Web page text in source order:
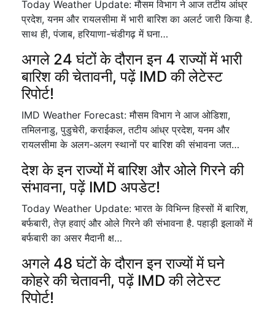
Today Weather Update: मौसम विभाग ने आज तटीय आंध्र
प्रदेश, यनम और रायलसीमा में भारी बारिश का अलर्ट जारी किया है.
साथ ही, पंजाब, हरियाणा-चंडीगढ़ में घना…
अगले 24 घंटों के दौरान इन 4 राज्यों में भारी
बारिश की चेतावनी, पढ़ें IMD की लेटेस्ट
रिपोर्ट!
IMD Weather Forecast: मौसम विभाग ने आज ओडिशा,
तमिलनाडु, पुडुचेरी, कराईकल, तटीय आंध्र प्रदेश, यनम और
रायलसीमा के अलग-अलग स्थानों पर बारिश की संभावना जत…
देश के इन राज्यों में बारिश और ओले गिरने की
संभावना, पढ़ें IMD अपडेट!
Today Weather Update: भारत के विभिन्न हिस्सों में बारिश,
बर्फबारी, तेज़ हवाएं और ओले गिरने की संभावना है. पहाड़ी इलाकों में
बर्फबारी का असर मैदानी क्ष…
अगले 48 घंटों के दौरान इन राज्यों में घने
कोहरे की चेतावनी, पढ़ें IMD की लेटेस्ट
रिपोर्ट!